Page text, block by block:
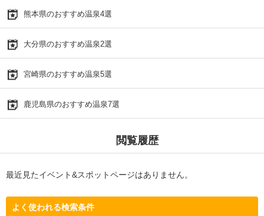
熊本県のおすすめ温泉4選
大分県のおすすめ温泉2選
宮崎県のおすすめ温泉5選
鹿児島県のおすすめ温泉7選
閲覧履歴
最近見たイベント&スポットページはありません。
よく使われる検索条件